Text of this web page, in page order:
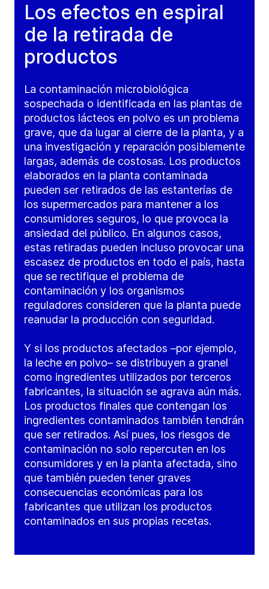
Los efectos en espiral
de la retirada de
productos
La contaminación microbiológica
sospechada o identificada en las plantas de
productos lácteos en polvo es un problema
grave, que da lugar al cierre de la planta, y a
una investigación y reparación posiblemente
largas, además de costosas. Los productos
elaborados en la planta contaminada
pueden ser retirados de las estanterías de
los supermercados para mantener a los
consumidores seguros, lo que provoca la
ansiedad del público. En algunos casos,
estas retiradas pueden incluso provocar una
escasez de productos en todo el país, hasta
que se rectifique el problema de
contaminación y los organismos
reguladores consideren que la planta puede
reanudar la producción con seguridad.
Y si los productos afectados –por ejemplo,
la leche en polvo– se distribuyen a granel
como ingredientes utilizados por terceros
fabricantes, la situación se agrava aún más.
Los productos finales que contengan los
ingredientes contaminados también tendrán
que ser retirados. Así pues, los riesgos de
contaminación no solo repercuten en los
consumidores y en la planta afectada, sino
que también pueden tener graves
consecuencias económicas para los
fabricantes que utilizan los productos
contaminados en sus propias recetas.